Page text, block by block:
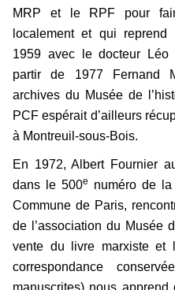
MRP et le RPF pour
localement et qui reprend
1959 avec le docteur Léo
partir de 1977 Fernand
archives du Musée de
PCF espérait d’ailleurs
à Montreuil-sous-Bois.
En 1972, Albert Fournier
dans le 500e numéro de la
Commune de Paris,
de l’association du Musée
vente du livre marxiste et
correspondance
manuscrites) nous